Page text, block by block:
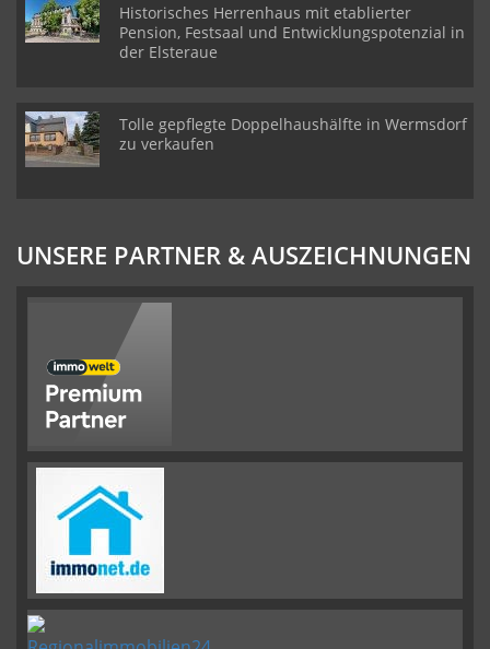
Historisches Herrenhaus mit etablierter
Pension, Festsaal und Entwicklungspotenzial in
der Elsteraue
Tolle gepflegte Doppelhaushälfte in Wermsdorf
zu verkaufen
UNSERE PARTNER & AUSZEICHNUNGEN